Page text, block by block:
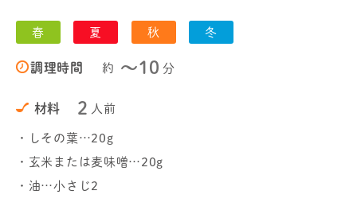
春 夏 秋 冬
調理時間 約 〜10 分
材料 2 人前
・しその葉…20g
・玄米または麦味噌…20g
・油…小さじ2